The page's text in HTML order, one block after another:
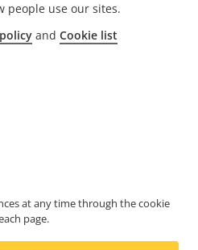
people use our sites.
and Cookie list
at any time through the cookie
page.